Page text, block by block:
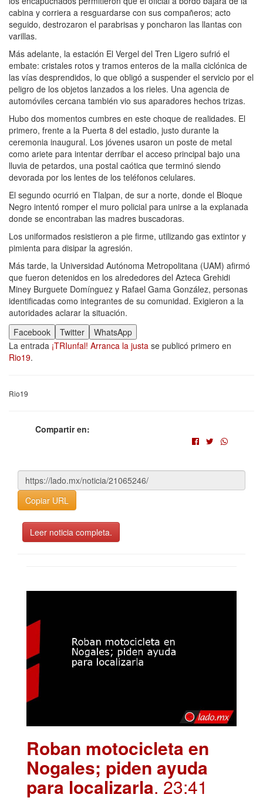
cabina y corriera a resguardarse con sus compañeros; acto
seguido, destrozaron el parabrisas y poncharon las llantas con
varillas.
Más adelante, la estación El Vergel del Tren Ligero sufrió el
embate: cristales rotos y tramos enteros de la malla ciclónica de
las vías desprendidos, lo que obligó a suspender el servicio por el
peligro de los objetos lanzados a los rieles. Una agencia de
automóviles cercana también vio sus aparadores hechos trizas.
Hubo dos momentos cumbres en este choque de realidades. El
primero, frente a la Puerta 8 del estadio, justo durante la
ceremonia inaugural. Los jóvenes usaron un poste de metal
como ariete para intentar derribar el acceso principal bajo una
lluvia de petardos, una postal caótica que terminó siendo
devorada por los lentes de los teléfonos celulares.
El segundo ocurrió en Tlalpan, de sur a norte, donde el Bloque
Negro intentó romper el muro policial para unirse a la explanada
donde se encontraban las madres buscadoras.
Los uniformados resistieron a pie firme, utilizando gas extintor y
pimienta para disipar la agresión.
Más tarde, la Universidad Autónoma Metropolitana (UAM) afirmó
que fueron detenidos en los alrededores del Azteca Grehidi
Miney Burguete Domínguez y Rafael Gama González, personas
identificadas como integrantes de su comunidad. Exigieron a la
autoridades aclarar la situación.
Facebook
Twitter
WhatsApp
La entrada ¡TRIunfal! Arranca la justa se publicó primero en
Rio19.
Rio19
Compartir en:
Copiar URL
Leer noticia completa.
Roban motocicleta en
Nogales; piden ayuda
para localizarla. 23:41